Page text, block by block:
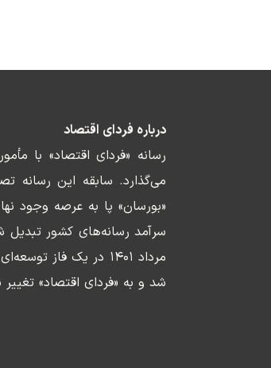
درباره فردای اقتصاد
رسانه «فردای اقتصاد» با
«بورسان» پا به عرصه وجود
سرآمد رسانه‌های کشور
مرداد ۱۴۰۱ در یک
شد و به «فردای اقتصاد» تغییر